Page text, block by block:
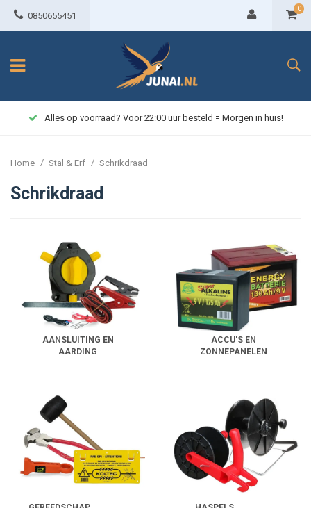
0850655451
0
Alles op voorraad? Voor 22:00 uur besteld = Morgen in huis!
Home / Stal & Erf / Schrikdraad
Schrikdraad
AANSLUITING EN
AARDING
ACCU'S EN
ZONNEPANELEN